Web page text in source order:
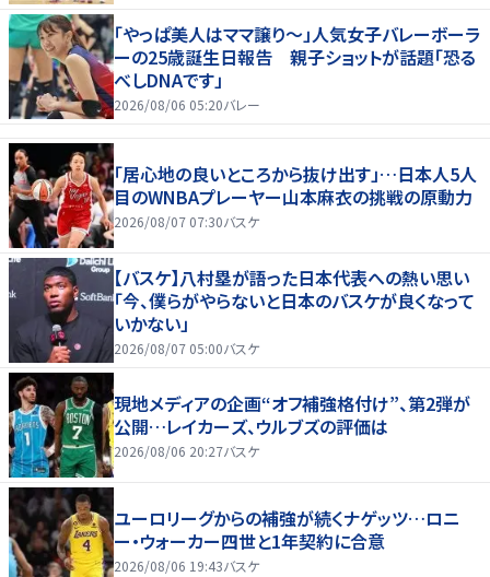
「やっぱ美人はママ譲り～」人気女子バレーボーラ
ーの25歳誕生日報告 親子ショットが話題「恐る
べしDNAです」
2026/08/06 05:20バレー
「居心地の良いところから抜け出す」…日本人5人
目のWNBAプレーヤー山本麻衣の挑戦の原動力
2026/08/07 07:30バスケ
【バスケ】八村塁が語った日本代表への熱い思い
「今、僕らがやらないと日本のバスケが良くなって
いかない」
2026/08/07 05:00バスケ
現地メディアの企画“オフ補強格付け”、第2弾が
公開…レイカーズ、ウルブズの評価は
2026/08/06 20:27バスケ
ユーロリーグからの補強が続くナゲッツ…ロニ
ー・ウォーカー四世と1年契約に合意
2026/08/06 19:43バスケ